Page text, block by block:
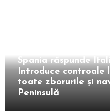
Spania răspunde
Introduce controale
toate zborurile și
Peninsulă